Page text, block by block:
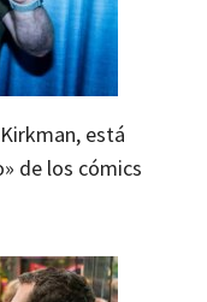
está
de los cómics